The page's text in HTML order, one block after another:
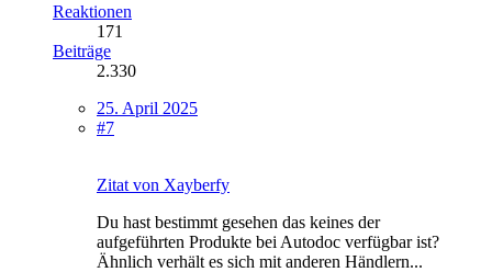
Reaktionen
171
Beiträge
2.330
25. April 2025
#7
Zitat von Xayberfy
Du hast bestimmt gesehen das keines der
aufgeführten Produkte bei Autodoc verfügbar ist?
Ähnlich verhält es sich mit anderen Händlern...